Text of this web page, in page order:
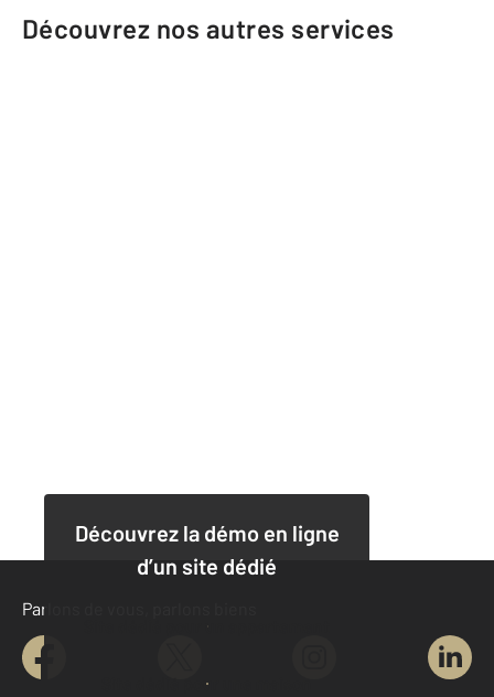
Découvrez nos autres services
Découvrez la démo en ligne
d’un site dédié
Site dédié pour un appartement
Site dédié pour une maison
Parlons de vous, parlons biens